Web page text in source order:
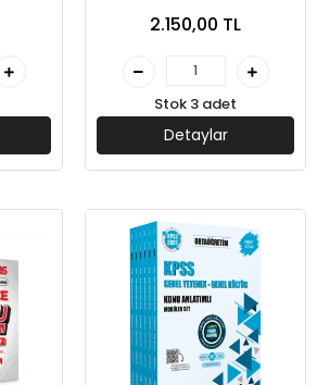
Kültür (6 Kitap) -Pegem
2.150,00 TL
Stok 3 adet
Detaylar